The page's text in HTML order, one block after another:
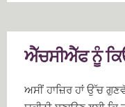
ਐੱਚਸੀਐੱਫ ਨੂੰ
ਅਸੀਂ ਹਾਜ਼ਿਰ ਹਾਂ ਉੱਚ